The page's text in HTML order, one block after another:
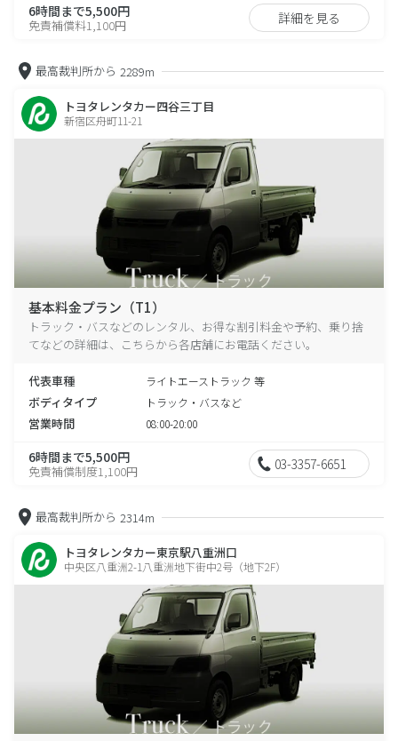
6時間まで5,500円
免責補償料1,100円 詳細を見る
最高裁判所から 2289m
トヨタレンタカー四谷三丁目
新宿区舟町11-21
基本料金プラン（T1）
トラック・バスなどのレンタル、お得な割引料金や予約、乗り捨
てなどの詳細は、こちらから各店舗にお電話ください。
代表車種 ライトエーストラック 等
ボディタイプ トラック・バスなど
営業時間 08:00-20:00
6時間まで5,500円
免責補償制度1,100円 03-3357-6651
最高裁判所から 2314m
トヨタレンタカー東京駅八重洲口
中央区八重洲2-1八重洲地下街中2号（地下2F）